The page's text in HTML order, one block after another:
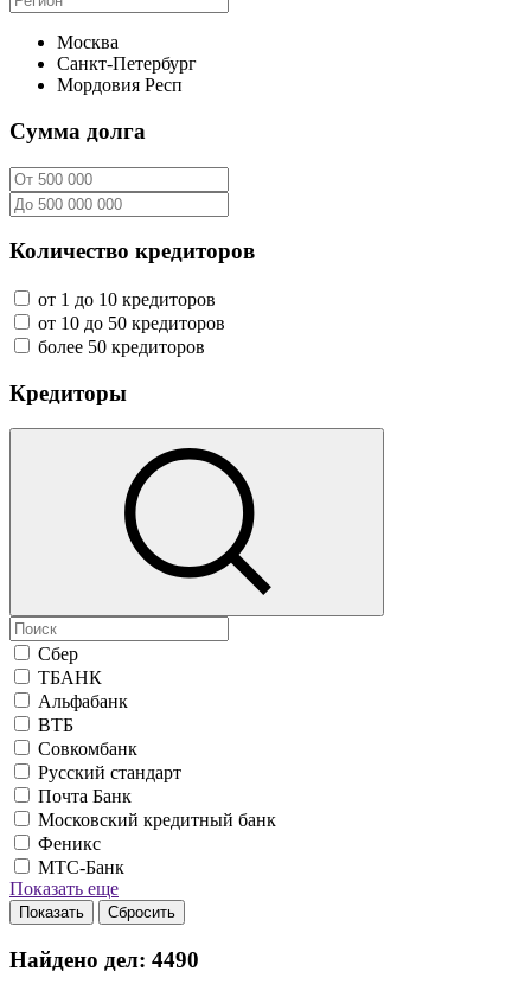
Москва
Санкт-Петербург
Мордовия Респ
Сумма долга
Количество кредиторов
от 1 до 10 кредиторов
от 10 до 50 кредиторов
более 50 кредиторов
Кредиторы
Сбер
ТБАНК
Альфабанк
ВТБ
Совкомбанк
Русский стандарт
Почта Банк
Московский кредитный банк
Феникс
МТС-Банк
Показать еще
Показать Сбросить
Найдено дел: 4490